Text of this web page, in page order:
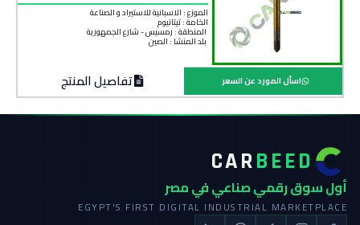
الموزع : الاسبانية للاستيراد و الصناعة
الخامة :تيتانيوم
المنطقة : رمسيس - شارع الجمهورية
بلد المنشأ :الصين
اسأل المورد عن السعر تفاصيل المنتج
CARBEED
أول سوق رقمي صناعي في مصر
EGYPT'S FIRST DIGITAL INDUSTRIAL MARKETPLACE